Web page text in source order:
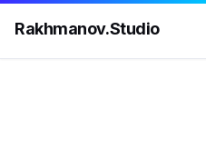
Rakhmanov.Studio